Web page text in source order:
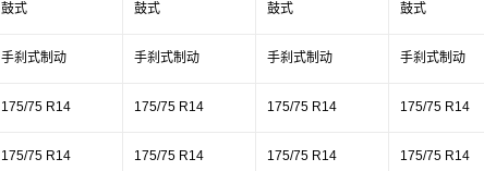
鼓式 鼓式 鼓式 鼓式
手刹式制动 手刹式制动 手刹式制动 手刹式制动
175/75 R14 175/75 R14 175/75 R14 175/75 R14
175/75 R14 175/75 R14 175/75 R14 175/75 R14